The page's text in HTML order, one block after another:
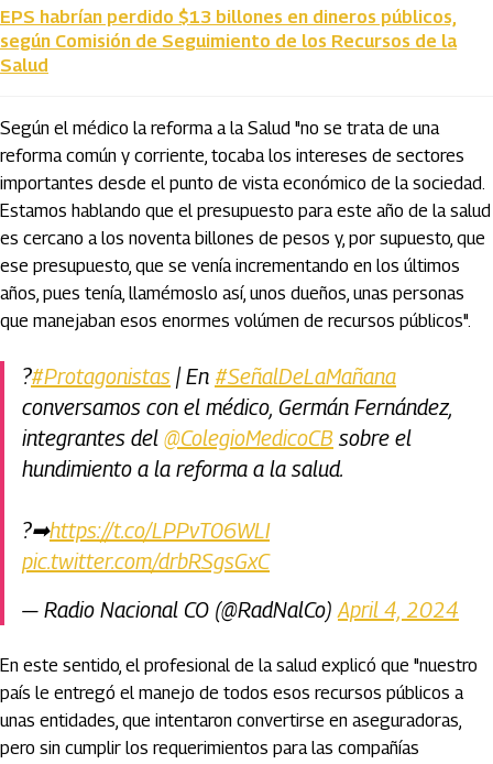
EPS habrían perdido $13 billones en dineros públicos,
según Comisión de Seguimiento de los Recursos de la
Salud
Según el médico la reforma a la Salud "no se trata de una
reforma común y corriente, tocaba los intereses de sectores
importantes desde el punto de vista económico de la sociedad.
Estamos hablando que el presupuesto para este año de la salud
es cercano a los noventa billones de pesos y, por supuesto, que
ese presupuesto, que se venía incrementando en los últimos
años, pues tenía, llamémoslo así, unos dueños, unas personas
que manejaban esos enormes volúmen de recursos públicos".
?#Protagonistas | En #SeñalDeLaMañana
conversamos con el médico, Germán Fernández,
integrantes del @ColegioMedicoCB sobre el
hundimiento a la reforma a la salud.
?➡https://t.co/LPPvT06WLI
pic.twitter.com/drbRSgsGxC
— Radio Nacional CO (@RadNalCo)April 4, 2024
En este sentido, el profesional de la salud explicó que "nuestro
país le entregó el manejo de todos esos recursos públicos a
unas entidades, que intentaron convertirse en aseguradoras,
pero sin cumplir los requerimientos para las compañías